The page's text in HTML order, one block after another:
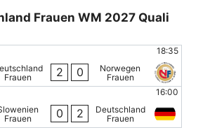
Frauen WM 2027 Quali
18:35
Frauen
2 0
Norwegen
Frauen
16:00
Frauen
0 2
Deutschland
Frauen